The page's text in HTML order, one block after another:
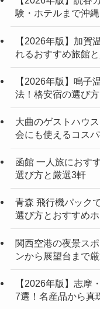
験・ホテルまで沖
【2026年版】加賀
れるおすすめ旅館
【2026年版】鳴子
法！格安宿の選び
大曲のゲストハウ
会にも使えるコス
函館 一人旅におす
選び方と厳選3軒
青森 飛行機パック
選び方とおすすめ
関西空港の夜景ス
ンから展望台まで
【2026年版】志摩
7選！名産品から真